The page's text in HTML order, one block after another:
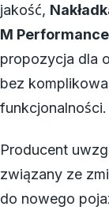
jakość,
M Performance
propozycja dla
bez
funkcjonalności.
Producent
związany ze
do nowego